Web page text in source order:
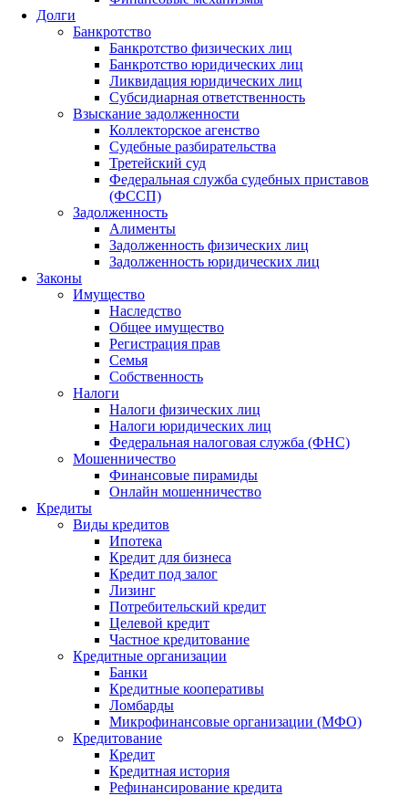
Долги
Банкротство
Банкротство физических лиц
Банкротство юридических лиц
Ликвидация юридических лиц
Субсидиарная ответственность
Взыскание задолженности
Коллекторское агенство
Судебные разбирательства
Третейский суд
Федеральная служба судебных приставов
(ФССП)
Задолженность
Алименты
Задолженность физических лиц
Задолженность юридических лиц
Законы
Имущество
Наследство
Общее имущество
Регистрация прав
Семья
Собственность
Налоги
Налоги физических лиц
Налоги юридических лиц
Федеральная налоговая служба (ФНС)
Мошенничество
Финансовые пирамиды
Онлайн мошенничество
Кредиты
Виды кредитов
Ипотека
Кредит для бизнеса
Кредит под залог
Лизинг
Потребительский кредит
Целевой кредит
Частное кредитование
Кредитные организации
Банки
Кредитные кооперативы
Ломбарды
Микрофинансовые организации (МФО)
Кредитование
Кредит
Кредитная история
Рефинансирование кредита